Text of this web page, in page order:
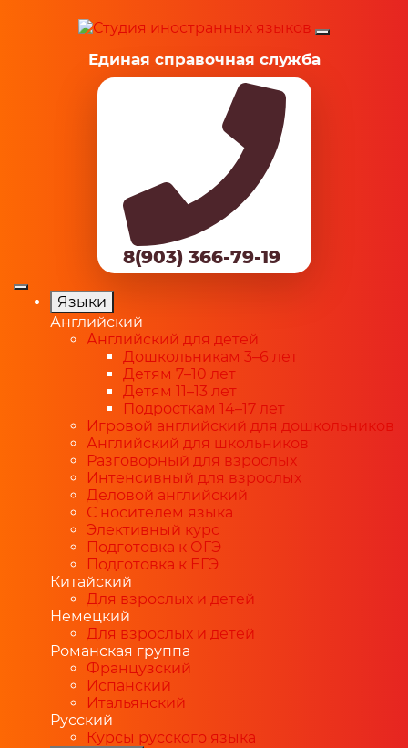
Единая справочная служба
8(903) 366-79-19
Языки
Английский
Английский для детей
Дошкольникам 3–6 лет
Детям 7–10 лет
Детям 11–13 лет
Подросткам 14–17 лет
Игровой английский для дошкольников
Английский для школьников
Разговорный для взрослых
Интенсивный для взрослых
Деловой английский
С носителем языка
Элективный курс
Подготовка к ОГЭ
Подготовка к ЕГЭ
Китайский
Для взрослых и детей
Немецкий
Для взрослых и детей
Романская группа
Французский
Испанский
Итальянский
Русский
Курсы русского языка